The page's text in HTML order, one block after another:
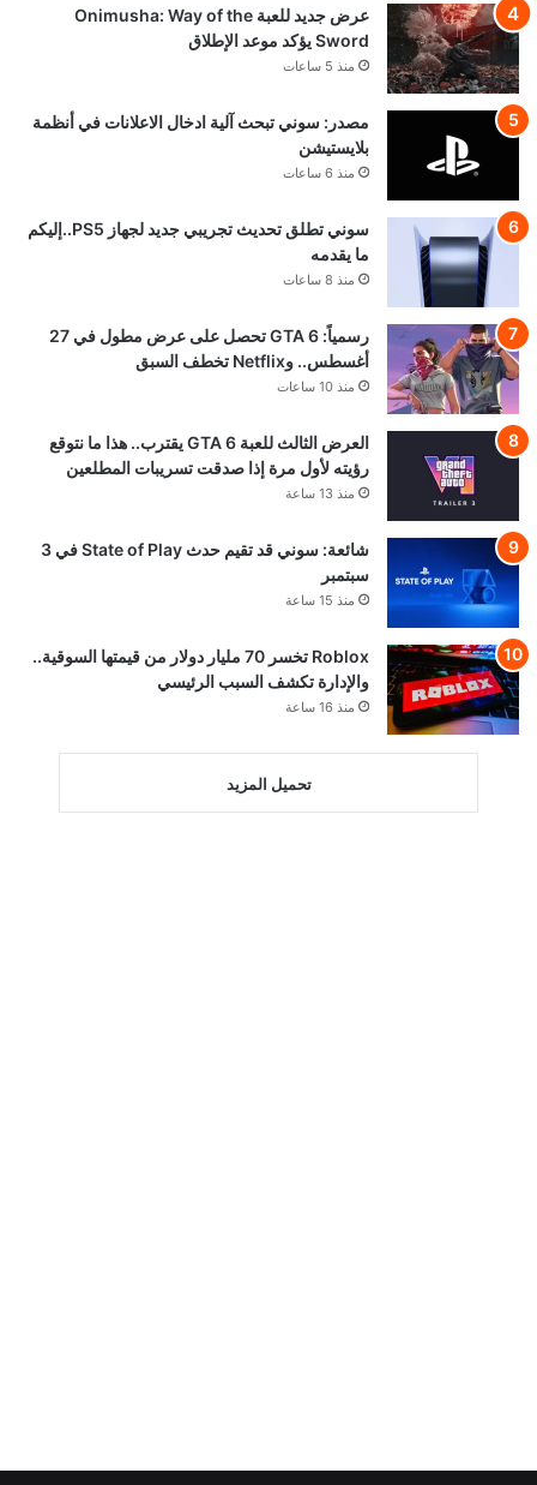
عرض جديد للعبة Onimusha: Way of the
Sword يؤكد موعد الإطلاق
منذ 5 ساعات
مصدر: سوني تبحث آلية ادخال الاعلانات في أنظمة
بلايستيشن
منذ 6 ساعات
سوني تطلق تحديث تجريبي جديد لجهاز PS5..إليكم
ما يقدمه
منذ 8 ساعات
رسمياً: GTA 6 تحصل على عرض مطول في 27
أغسطس.. وNetflix تخطف السبق
منذ 10 ساعات
العرض الثالث للعبة GTA 6 يقترب.. هذا ما نتوقع
رؤيته لأول مرة إذا صدقت تسريبات المطلعين
منذ 13 ساعة
شائعة: سوني قد تقيم حدث State of Play في 3
سبتمبر
منذ 15 ساعة
Roblox تخسر 70 مليار دولار من قيمتها السوقية..
والإدارة تكشف السبب الرئيسي
منذ 16 ساعة
تحميل المزيد